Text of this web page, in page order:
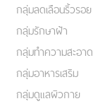
กลุ่มลดเลือนริ้วรอย
กลุ่มรักษาฝ้า
กลุ่มทำความสะอาด
กลุ่มอาหารเสริม
กลุ่มดูแลผิวกาย